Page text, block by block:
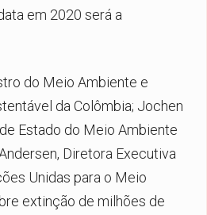
em 2020 será a
do Meio Ambiente e
da Colômbia; Jochen
Estado do Meio Ambiente
Diretora Executiva
Unidas para o Meio
extinção de milhões de